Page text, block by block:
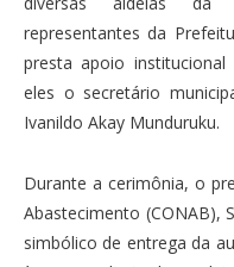
representantes da
presta apoio
eles o secretário
Ivanildo Akay Munduruku.
Durante a cerimônia, o
Abastecimento (CONAB),
simbólico de entrega da